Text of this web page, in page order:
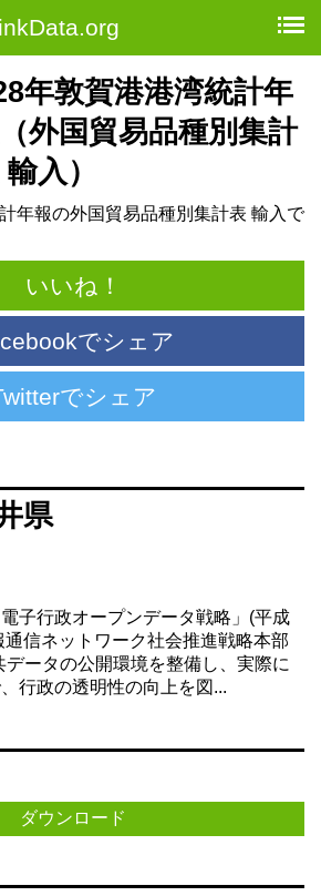
年敦賀港港湾統計年
外国貿易品種別集計
入）
年報の外国貿易品種別集計表 輸入で
いいね！
でシェア
でシェア
県
子行政オープンデータ戦略」(平成
信ネットワーク社会推進戦略本部
ータの公開環境を整備し、実際に
行政の透明性の向上を図...
ダウンロード